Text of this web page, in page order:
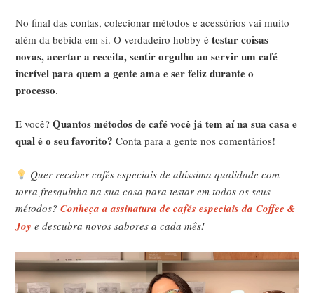
No final das contas, colecionar métodos e acessórios vai muito
além da bebida em si. O verdadeiro hobby étestar coisas
novas, acertar a receita, sentir orgulho ao servir um café
incrível para quem a gente ama e ser feliz durante o
processo.
E você?Quantos métodos de café você já tem aí na sua casa e
qual é o seu favorito? Conta para a gente nos comentários!
Quer receber cafés especiais de altíssima qualidade com
torra fresquinha na sua casa para testar em todos os seus
métodos?Conheça a assinatura de cafés especiais da Coffee &
Joy e descubra novos sabores a cada mês!